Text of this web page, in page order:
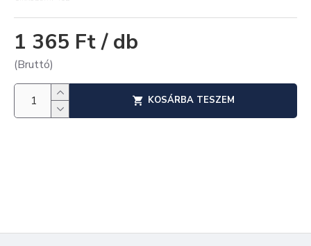
1 365 Ft / db
(Bruttó)
KOSÁRBA TESZEM